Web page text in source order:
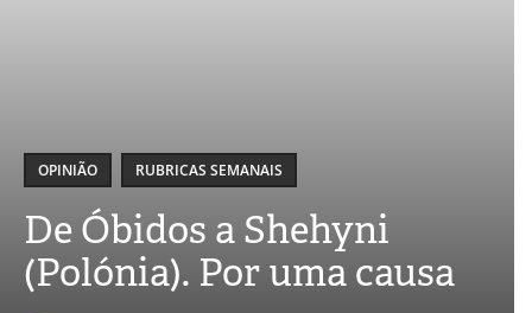
OPINIÃO RUBRICAS SEMANAIS
De Óbidos a Shehyni
(Polónia). Por uma causa